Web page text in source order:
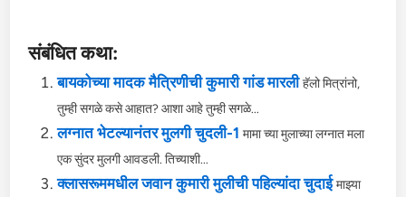
संबंधित कथा:
बायकोच्या मादक मैत्रिणीची कुमारी गांड मारली हॅलो मित्रांनो,
तुम्ही सगळे कसे आहात? आशा आहे तुम्ही सगळे...
लग्नात भेटल्यानंतर मुलगी चुदली-1 मामा च्या मुलाच्या लग्नात मला
एक सुंदर मुलगी आवडली. तिच्याशी...
क्लासरूममधील जवान कुमारी मुलीची पहिल्यांदा चुदाई माझ्या